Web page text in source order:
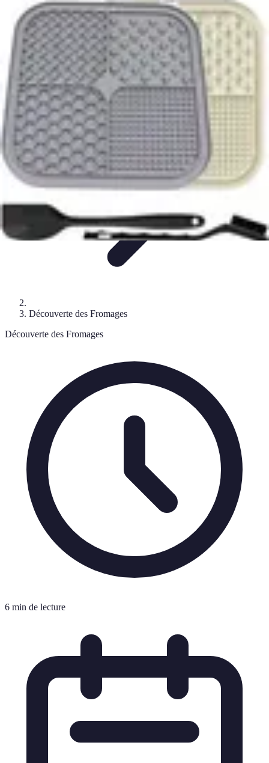
Guide du Fromage
Dégustation et TechniquesAccords et AssociationsAccords et
DégustationGuide Pratique Recettes
Guide du Fromage
Découverte des Fromages
Découverte des Fromages
6 min de lecture